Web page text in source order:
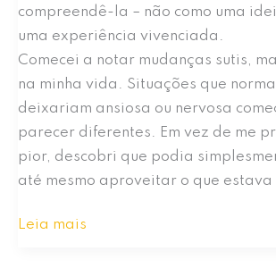
compreendê-la – não como uma
uma experiência vivenciada.
Comecei a notar mudanças sutis,
na minha vida. Situações que
deixariam ansiosa ou nervosa
parecer diferentes. Em vez de me
pior, descobri que podia
até mesmo aproveitar o que estava
Aproveite
Leia mais